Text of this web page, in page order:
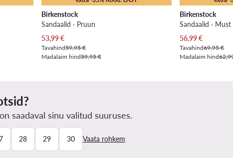
Birkenstock
Sandaalid · Pruun
Praegune hind
53,99€
Tavahind59,95 €
Madalaim hind59,95 €
Birkenstock
Sandaalid · Must
Praegune hind
56,99€
Tavahind69,95 €
Madalaim hind
saadaval sinu valitud suuruses.
28 29 30 Vaata rohkem